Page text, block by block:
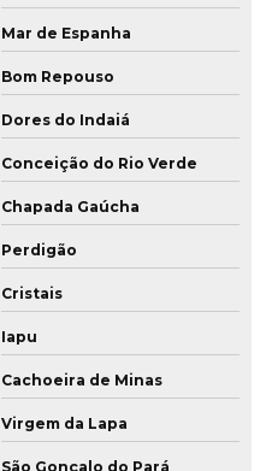
Mar de Espanha
Bom Repouso
Dores do Indaiá
Conceição do Rio Verde
Chapada Gaúcha
Perdigão
Cristais
Iapu
Cachoeira de Minas
Virgem da Lapa
São Gonçalo do Pará